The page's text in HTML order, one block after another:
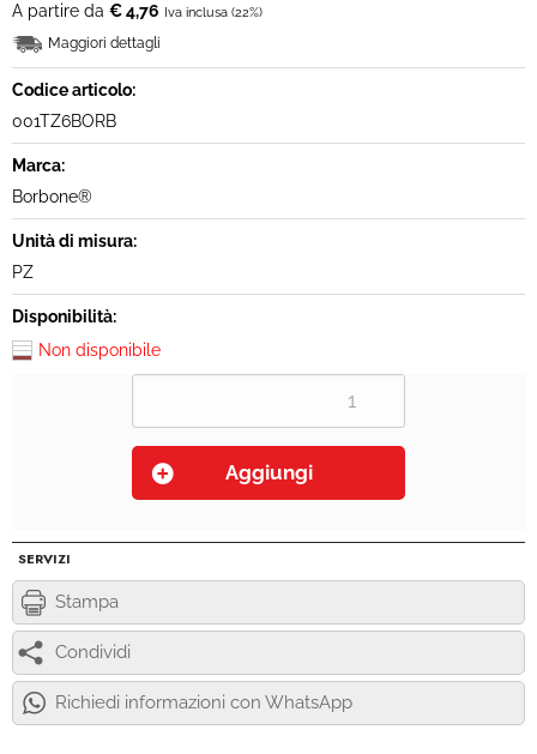
A partire da € 4,76 Iva inclusa (22%)
Maggiori dettagli
Codice articolo:
001TZ6BORB
Marca:
Borbone®
Unità di misura:
PZ
Disponibilità:
Non disponibile
SERVIZI
Stampa
Condividi
Richiedi informazioni con WhatsApp